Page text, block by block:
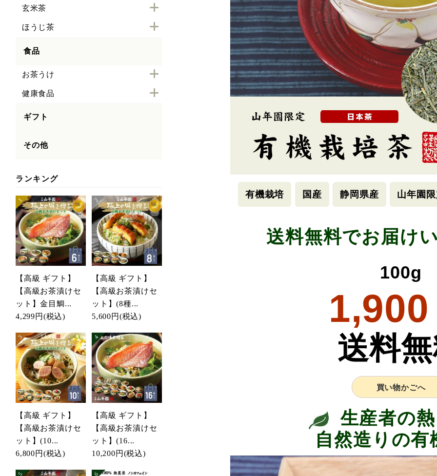
玄米茶
ほうじ茶
食品
お茶うけ
健康食品
ギフト
その他
ランキング
【高級 ギフト】
【高級お茶漬けセ
ット】金目鯛...
4,299円 (税込)
【高級 ギフト】
【高級お茶漬けセ
ット】(8種...
5,600円 (税込)
【高級 ギフト】
【高級お茶漬けセ
ット】(10...
6,800円 (税込)
【高級 ギフト】
【高級お茶漬けセ
ット】(16...
10,200円 (税込)
有機栽培 国産 静岡県産 山年園
送料無料でお届け
100g
1,900
送料
買い物かごへ
生産者の
自然造りの有